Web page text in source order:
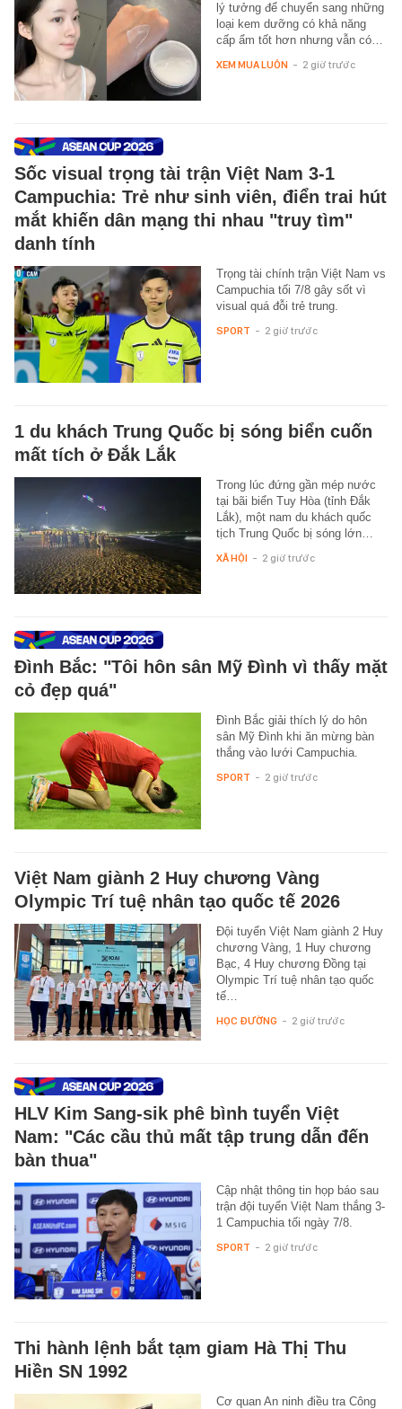
lý tưởng để chuyển sang những
loại kem dưỡng có khả năng
cấp ẩm tốt hơn nhưng vẫn có…
XEM MUA LUÔN - 2 giờ trước
Sốc visual trọng tài trận Việt Nam 3-1
Campuchia: Trẻ như sinh viên, điển trai hút
mắt khiến dân mạng thi nhau "truy tìm"
danh tính
Trọng tài chính trận Việt Nam vs
Campuchia tối 7/8 gây sốt vì
visual quá đỗi trẻ trung.
SPORT - 2 giờ trước
1 du khách Trung Quốc bị sóng biển cuốn
mất tích ở Đắk Lắk
Trong lúc đứng gần mép nước
tại bãi biển Tuy Hòa (tỉnh Đắk
Lắk), một nam du khách quốc
tịch Trung Quốc bị sóng lớn…
XÃ HỘI - 2 giờ trước
Đình Bắc: "Tôi hôn sân Mỹ Đình vì thấy mặt
cỏ đẹp quá"
Đình Bắc giải thích lý do hôn
sân Mỹ Đình khi ăn mừng bàn
thắng vào lưới Campuchia.
SPORT - 2 giờ trước
Việt Nam giành 2 Huy chương Vàng
Olympic Trí tuệ nhân tạo quốc tế 2026
Đội tuyển Việt Nam giành 2 Huy
chương Vàng, 1 Huy chương
Bạc, 4 Huy chương Đồng tại
Olympic Trí tuệ nhân tạo quốc
tế…
HỌC ĐƯỜNG - 2 giờ trước
HLV Kim Sang-sik phê bình tuyển Việt
Nam: "Các cầu thủ mất tập trung dẫn đến
bàn thua"
Cập nhật thông tin họp báo sau
trận đội tuyển Việt Nam thắng 3-
1 Campuchia tối ngày 7/8.
SPORT - 2 giờ trước
Thi hành lệnh bắt tạm giam Hà Thị Thu
Hiền SN 1992
Cơ quan An ninh điều tra Công